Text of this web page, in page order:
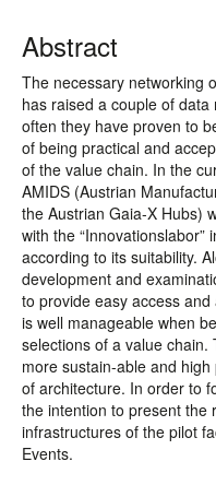
Abstract
The necessary networking
has raised a couple of
often they have proven to
of being practical and
of the value chain. In the
AMIDS (Austrian
the Austrian Gaia-X Hubs)
with the
according to its suitability.
development and
to provide easy access
is well manageable when
selections of a value
more sustain-able and
of architecture. In order to
the intention to present the
infrastructures of the pilot
Events.